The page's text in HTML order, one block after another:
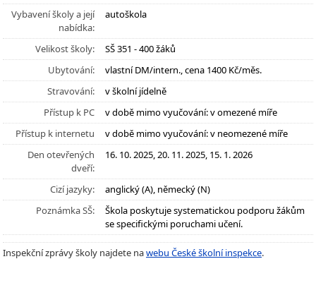
Vybavení školy a její
nabídka:
autoškola
Velikost školy:
SŠ 351 - 400 žáků
Ubytování:
vlastní DM/intern., cena 1400 Kč/měs.
Stravování:
v školní jídelně
Přístup k PC
v době mimo vyučování: v omezené míře
Přístup k internetu
v době mimo vyučování: v neomezené míře
Den otevřených
dveří:
16. 10. 2025, 20. 11. 2025, 15. 1. 2026
Cizí jazyky:
anglický (A), německý (N)
Poznámka SŠ:
Škola poskytuje systematickou podporu žákům
se specifickými poruchami učení.
Inspekční zprávy školy najdete nawebu České školní inspekce.